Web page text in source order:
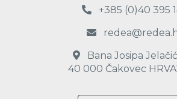
+385 (0)40 395
Bana Josipa
40 000 Čakovec